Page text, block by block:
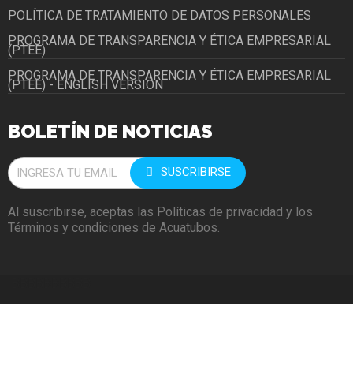
POLÍTICA DE TRATAMIENTO DE DATOS PERSONALES
PROGRAMA DE TRANSPARENCIA Y ÉTICA EMPRESARIAL
(PTEE)
PROGRAMA DE TRANSPARENCIA Y ÉTICA EMPRESARIAL
(PTEE) - ENGLISH VERSIÓN
BOLETÍN DE NOTICIAS
SUSCRIBIRSE
Al suscribirse, aceptas las Políticas de privacidad y los
Términos y condiciones de Acuatubos.